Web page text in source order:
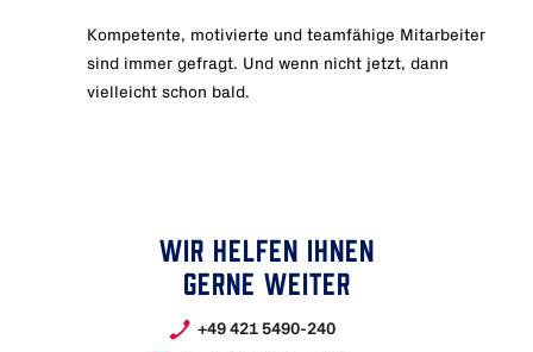
Kompetente, motivierte und teamfähige Mitarbeiter
sind immer gefragt. Und wenn nicht jetzt, dann
vielleicht schon bald.
WIR HELFEN IHNEN
GERNE WEITER
+49 421 5490-240